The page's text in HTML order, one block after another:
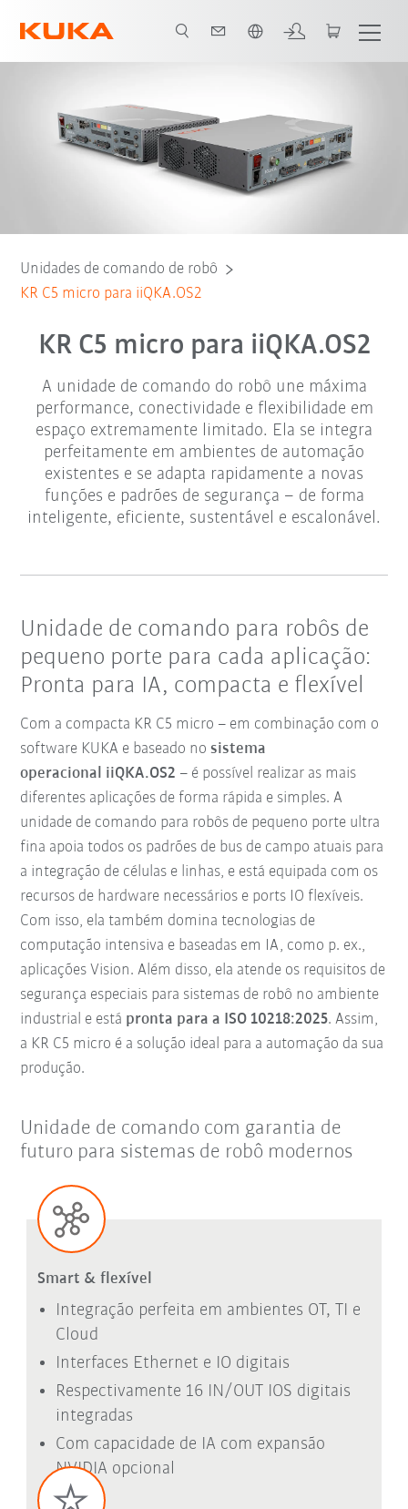
Unidades de comando de robô
KR C5 micro para iiQKA.OS2
KR C5 micro para iiQKA.OS2
A unidade de comando do robô une máxima
performance, conectividade e flexibilidade em
espaço extremamente limitado. Ela se integra
perfeitamente em ambientes de automação
existentes e se adapta rapidamente a novas
funções e padrões de segurança – de forma
inteligente, eficiente, sustentável e escalonável.
Unidade de comando para robôs de
pequeno porte para cada aplicação:
Pronta para IA, compacta e flexível
Com a compacta KR C5 micro – em combinação com o
software KUKA e baseado nosistema
operacional iiQKA.OS2 – é possível realizar as mais
diferentes aplicações de forma rápida e simples. A
unidade de comando para robôs de pequeno porte ultra
fina apoia todos os padrões de bus de campo atuais para
a integração de células e linhas, e está equipada com os
recursos de hardware necessários e ports IO flexíveis.
Com isso, ela também domina tecnologias de
computação intensiva e baseadas em IA, como p. ex.,
aplicações Vision. Além disso, ela atende os requisitos de
segurança especiais para sistemas de robô no ambiente
industrial e está pronta para a ISO 10218:2025. Assim,
a KR C5 micro é a solução ideal para a automação da sua
produção.
Unidade de comando com garantia de
futuro para sistemas de robô modernos
Smart & flexível
Integração perfeita em ambientes OT, TI e
Cloud
Interfaces Ethernet e IO digitais
Respectivamente 16 IN/OUT IOS digitais
integradas
Com capacidade de IA com expansão
NVIDIA opcional